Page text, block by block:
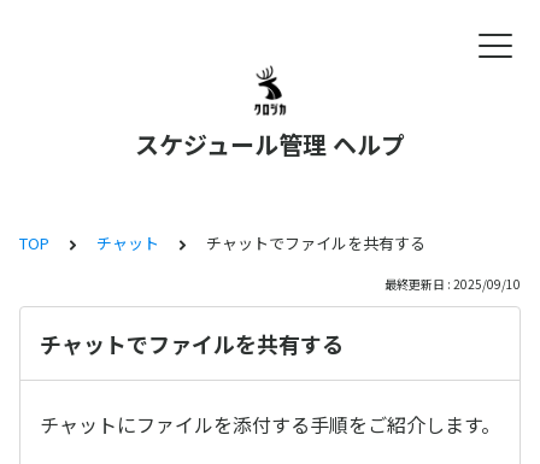
スケジュール管理 ヘルプ
TOP チャット チャットでファイルを共有する
最終更新日 : 2025/09/10
チャットでファイルを共有する
チャットにファイルを添付する手順をご紹介します。